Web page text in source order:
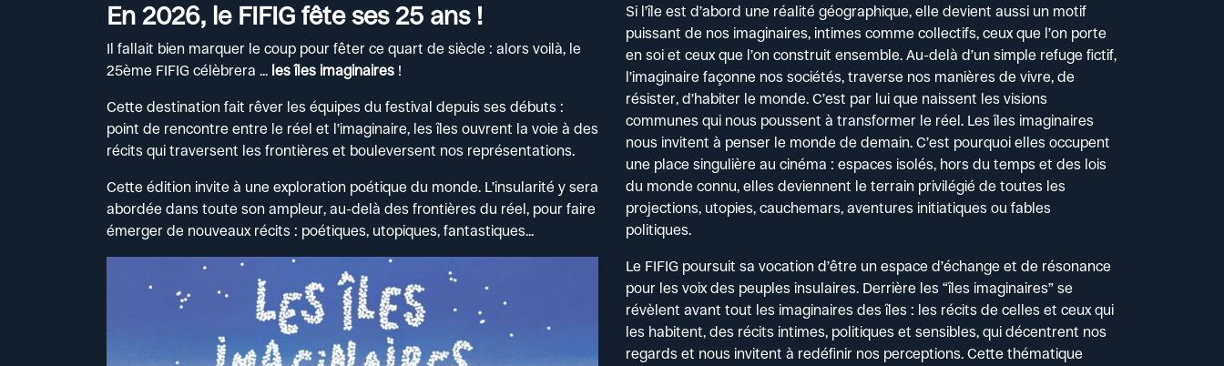
En 2026, le FIFIG fête ses 25 ans !
Il fallait bien marquer le coup pour fêter ce quart de siècle : alors voilà, le
25ème FIFIG célèbrera ... les îles imaginaires !
Cette destination fait rêver les équipes du festival depuis ses débuts :
point de rencontre entre le réel et l’imaginaire, les îles ouvrent la voie à des
récits qui traversent les frontières et bouleversent nos représentations.
Cette édition invite à une exploration poétique du monde. L’insularité y sera
abordée dans toute son ampleur, au-delà des frontières du réel, pour faire
émerger de nouveaux récits : poétiques, utopiques, fantastiques...
Si l’île est d’abord une réalité géographique, elle devient aussi un motif
puissant de nos imaginaires, intimes comme collectifs, ceux que l’on porte
en soi et ceux que l’on construit ensemble. Au-delà d’un simple refuge fictif,
l’imaginaire façonne nos sociétés, traverse nos manières de vivre, de
résister, d’habiter le monde. C’est par lui que naissent les visions
communes qui nous poussent à transformer le réel. Les îles imaginaires
nous invitent à penser le monde de demain. C’est pourquoi elles occupent
une place singulière au cinéma : espaces isolés, hors du temps et des lois
du monde connu, elles deviennent le terrain privilégié de toutes les
projections, utopies, cauchemars, aventures initiatiques ou fables
politiques.
Le FIFIG poursuit sa vocation d’être un espace d’échange et de résonance
pour les voix des peuples insulaires. Derrière les “îles imaginaires” se
révèlent avant tout les imaginaires des îles : les récits de celles et ceux qui
les habitent, des récits intimes, politiques et sensibles, qui décentrent nos
regards et nous invitent à redéfinir nos perceptions. Cette thématique